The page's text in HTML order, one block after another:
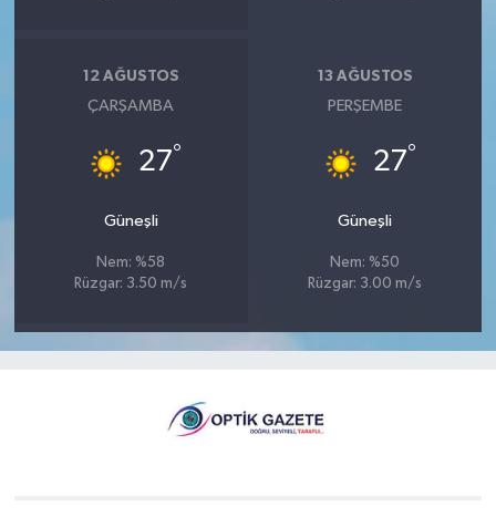
12 AĞUSTOS
ÇARŞAMBA
27°
Güneşli
Nem: %58
Rüzgar: 3.50 m/s
13 AĞUSTOS
PERŞEMBE
27°
Güneşli
Nem: %50
Rüzgar: 3.00 m/s